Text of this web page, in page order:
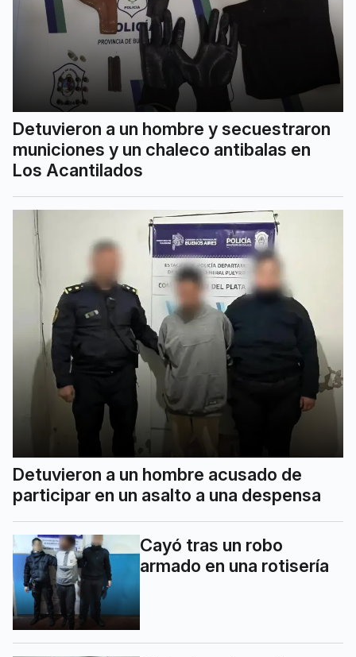
Detuvieron a un hombre y secuestraron
municiones y un chaleco antibalas en
Los Acantilados
Detuvieron a un hombre acusado de
participar en un asalto a una despensa
Cayó tras un robo
armado en una rotisería